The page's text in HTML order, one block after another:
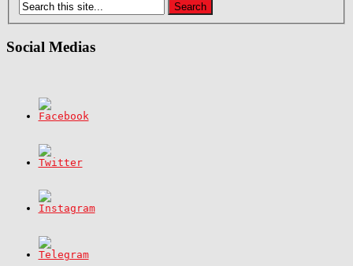
Social Medias